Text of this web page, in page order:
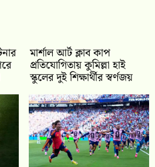
মার্শাল আর্ট ক্লাব কাপ
প্রতিযোগিতায় কুমিল্লা হাই
স্কুলের দুই শিক্ষার্থীর স্বর্ণজয়